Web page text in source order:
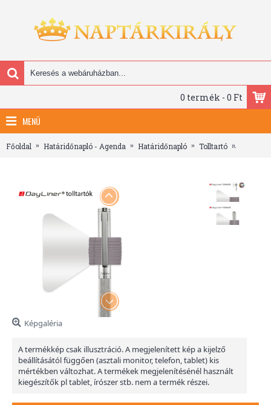
0 termék - 0 Ft
MENÜ
Főoldal Határidőnapló - Agenda Határidőnapló Tolltartó
Képgaléria
A termékkép csak illusztráció. A megjelenített kép a kijelző
beállításától függően (asztali monitor, telefon, tablet) kis
mértékben változhat. A termékek megjelenítésénél használt
kiegészítők pl tablet, írószer stb. nem a termék részei.